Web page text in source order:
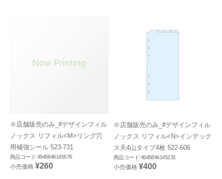
※店舗販売のみ_#デザインフィル
ノックス リフィル<M>リング穴
用補強シール 523-731
商品コード:4945846145576
小売価格 ¥260
※店舗販売のみ_#デザインフィル
ノックス リフィル<N>インデック
ス天4山タイプ4枚 522-606
商品コード:4945846145231
小売価格 ¥400